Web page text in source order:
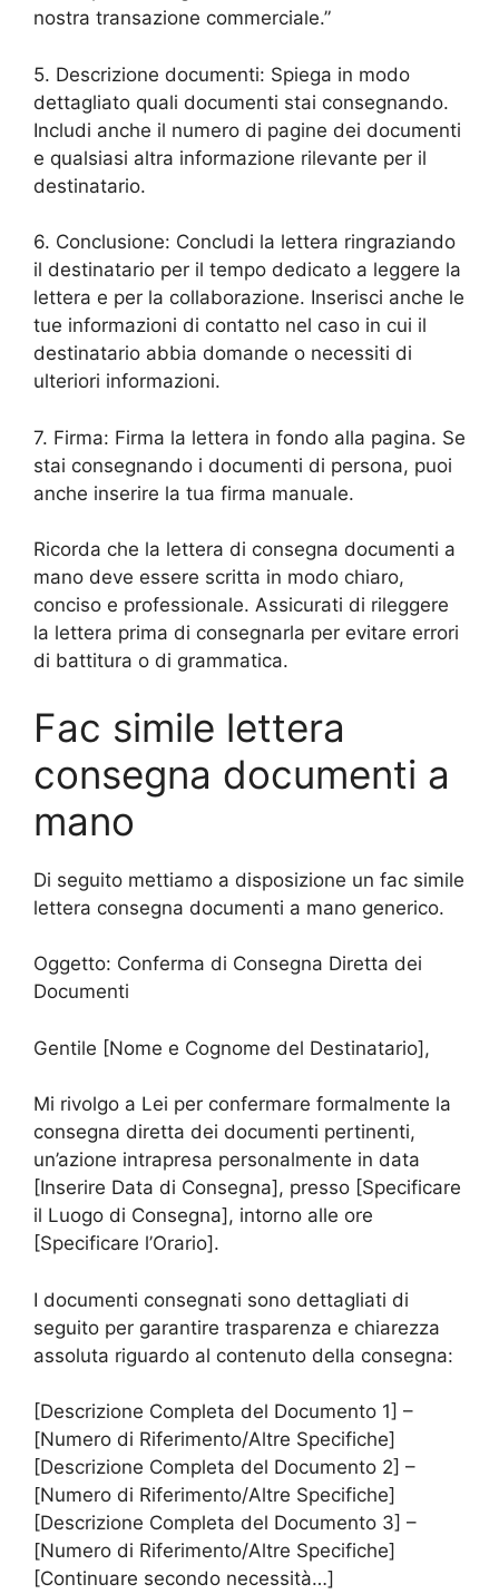
nostra transazione commerciale.”
5. Descrizione documenti: Spiega in modo
dettagliato quali documenti stai consegnando.
Includi anche il numero di pagine dei documenti
e qualsiasi altra informazione rilevante per il
destinatario.
6. Conclusione: Concludi la lettera ringraziando
il destinatario per il tempo dedicato a leggere la
lettera e per la collaborazione. Inserisci anche le
tue informazioni di contatto nel caso in cui il
destinatario abbia domande o necessiti di
ulteriori informazioni.
7. Firma: Firma la lettera in fondo alla pagina. Se
stai consegnando i documenti di persona, puoi
anche inserire la tua firma manuale.
Ricorda che la lettera di consegna documenti a
mano deve essere scritta in modo chiaro,
conciso e professionale. Assicurati di rileggere
la lettera prima di consegnarla per evitare errori
di battitura o di grammatica.
Fac simile lettera
consegna documenti a
mano
Di seguito mettiamo a disposizione un fac simile
lettera consegna documenti a mano generico.
Oggetto: Conferma di Consegna Diretta dei
Documenti
Gentile [Nome e Cognome del Destinatario],
Mi rivolgo a Lei per confermare formalmente la
consegna diretta dei documenti pertinenti,
un’azione intrapresa personalmente in data
[Inserire Data di Consegna], presso [Specificare
il Luogo di Consegna], intorno alle ore
[Specificare l’Orario].
I documenti consegnati sono dettagliati di
seguito per garantire trasparenza e chiarezza
assoluta riguardo al contenuto della consegna:
[Descrizione Completa del Documento 1] –
[Numero di Riferimento/Altre Specifiche]
[Descrizione Completa del Documento 2] –
[Numero di Riferimento/Altre Specifiche]
[Descrizione Completa del Documento 3] –
[Numero di Riferimento/Altre Specifiche]
[Continuare secondo necessità…]